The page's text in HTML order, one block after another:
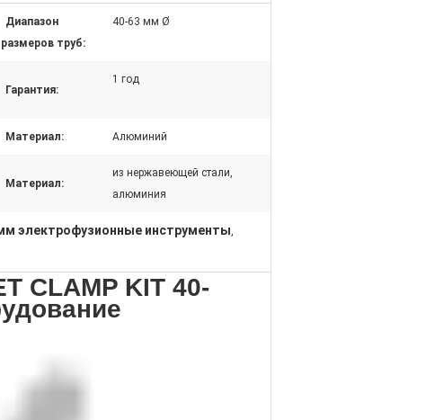
Диапазон
размеров труб:
40-63 мм Ø
Гарантия:
1 год
Материал: Алюминий
Материал:
из нержавеющей стали,
алюминия
электрофузионные инструменты,
CLAMP KIT 40-